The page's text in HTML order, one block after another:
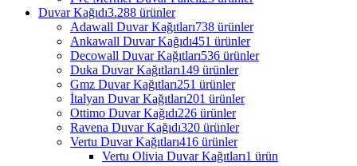
Duvar Kağıdı3.288 ürünler
Adawall Duvar Kağıtları738 ürünler
Ankawall Duvar Kağıdı451 ürünler
Decowall Duvar Kağıtları536 ürünler
Duka Duvar Kağıtları149 ürünler
Gmz Duvar Kağıtları251 ürünler
İtalyan Duvar Kağıtları201 ürünler
Ottimo Duvar Kağıdı226 ürünler
Ravena Duvar Kağıdı320 ürünler
Vertu Duvar Kağıtları416 ürünler
Vertu Olivia Duvar Kağıtları1 ürün